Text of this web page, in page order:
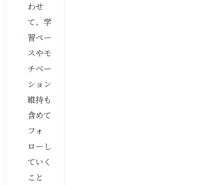
わせ
て、学
習ペー
スやモ
チベー
ション
維持も
含めて
フォ
ローし
ていく
こと